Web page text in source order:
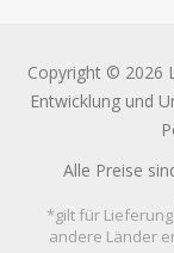
Copyright © 2026
Entwicklung und
Alle Preise
*gilt für
andere Länder